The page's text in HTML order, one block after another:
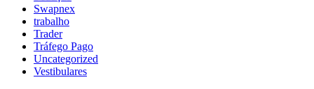
Swapnex
trabalho
Trader
Tráfego Pago
Uncategorized
Vestibulares